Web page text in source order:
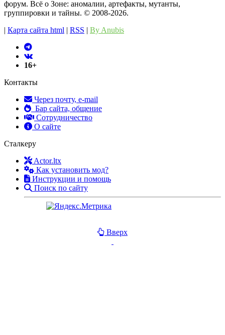
форум. Всё о Зоне: аномалии, артефакты, мутанты,
группировки и тайны. ©️ 2008-2026.
| Карта сайта html | RSS | By Anubis
16+
Контакты
Через почту, e-mail
Бар сайта, общение
Сотрудничество
О сайте
Сталкеру
Actor.ltx
Как установить мод?
Инструкции и помощь
Поиск по сайту
Вверх